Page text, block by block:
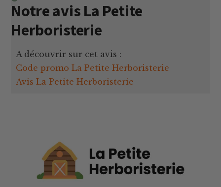
Notre avis La Petite
Herboristerie
A découvrir sur cet avis :
Code promo La Petite Herboristerie
Avis La Petite Herboristerie